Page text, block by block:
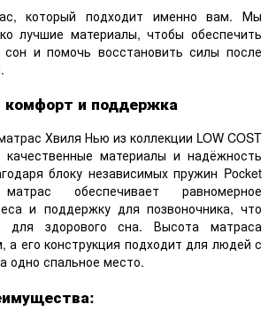
который подходит именно вам. Мы
лучшие материалы, чтобы обеспечить
и помочь восстановить силы после
и поддержка
Хвиля Нью из коллекции LOW COST
материалы и надёжность
блоку независимых пружин Pocket
обеспечивает равномерное
и поддержку для позвоночника, что
для здорового сна. Высота матраса
а его конструкция подходит для людей с
одно спальное место.